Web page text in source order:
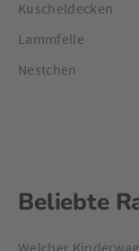
Kuscheldecken
Lammfelle
Nestchen
Beliebte
Welcher